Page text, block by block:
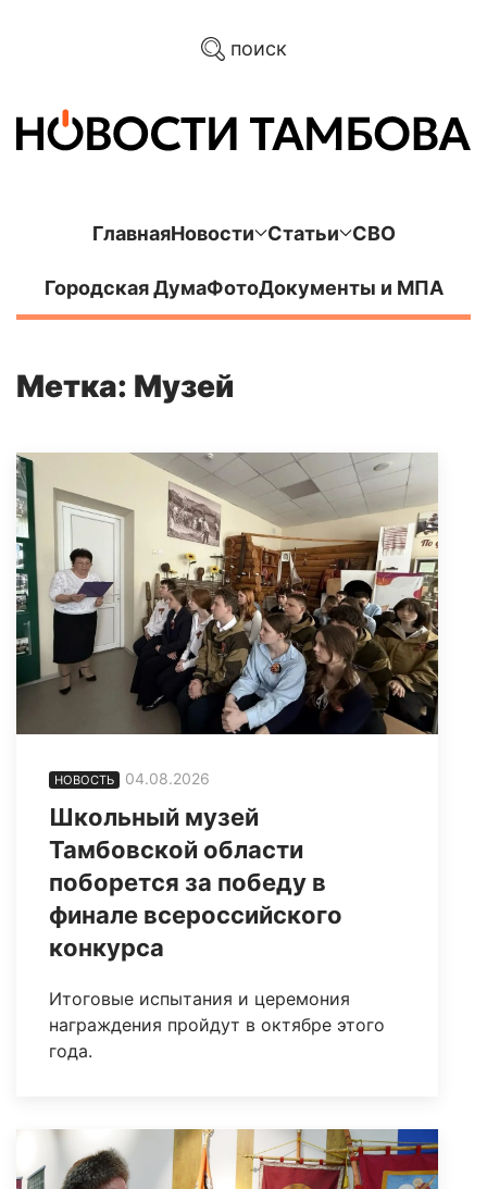
поиск
ГлавнаяНовости Статьи СВО
Городская ДумаФотоДокументы и МПА
Метка: Музей
НОВОСТЬ 04.08.2026
Школьный музей
Тамбовской области
поборется за победу в
финале всероссийского
конкурса
Итоговые испытания и церемония
награждения пройдут в октябре этого
года.